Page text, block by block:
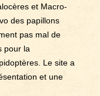
et Macro-
des papillons
pas mal de
pour la
Le site a
et une